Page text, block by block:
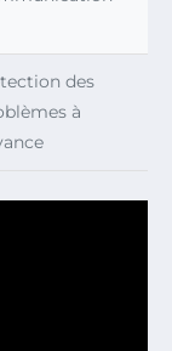
des
à